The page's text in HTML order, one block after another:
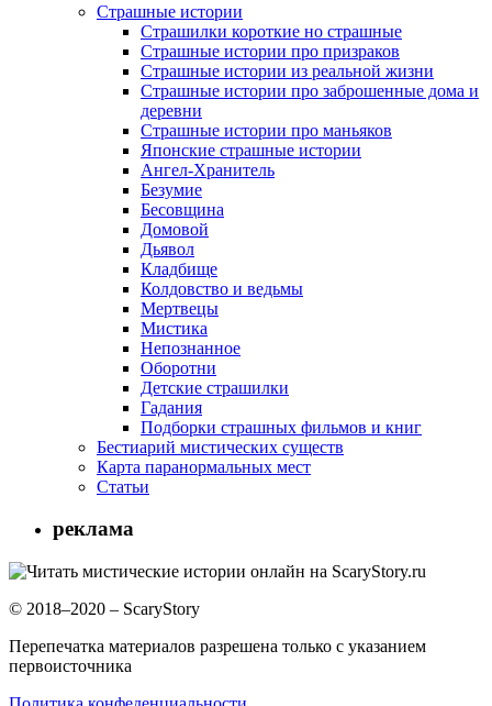
Страшные истории
Страшилки короткие но страшные
Страшные истории про призраков
Страшные истории из реальной жизни
Страшные истории про заброшенные дома и
деревни
Страшные истории про маньяков
Японские страшные истории
Ангел-Хранитель
Безумие
Бесовщина
Домовой
Дьявол
Кладбище
Колдовство и ведьмы
Мертвецы
Мистика
Непознанное
Оборотни
Детские страшилки
Гадания
Подборки страшных фильмов и книг
Бестиарий мистических существ
Карта паранормальных мест
Статьи
реклама
© 2018–2020 – ScaryStory
Перепечатка материалов разрешена только с указанием
первоисточника